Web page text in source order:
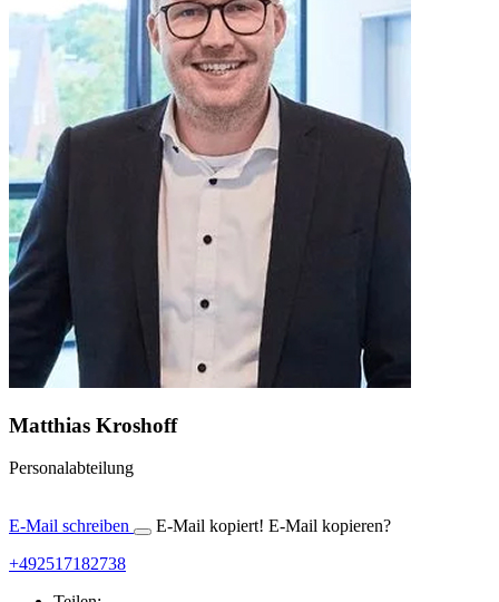
Matthias Kroshoff
Personalabteilung
E-Mail schreiben E-Mail kopiert! E-Mail kopieren?
+492517182738